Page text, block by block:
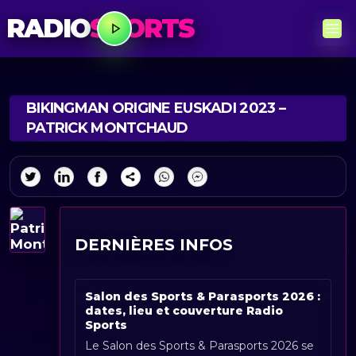
RADIOSPORTS
BIKINGMAN ORIGINE EUSKADI 2023 –
PATRICK MONTCHAUD
DERNIÈRES INFOS
Salon des Sports & Parasports 2026 :
dates, lieu et couverture Radio
Sports
Le Salon des Sports & Parasports 2026 se